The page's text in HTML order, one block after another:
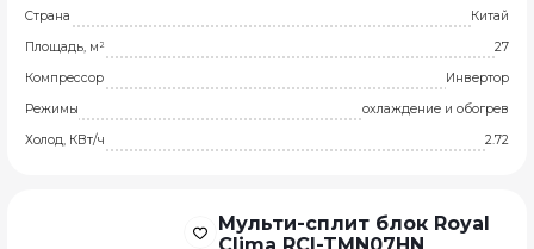
Страна
Китай
Площадь, м²
27
Компрессор
Инвертор
Режимы
охлаждение и обогрев
Холод, КВт/ч
2.72
Мульти-сплит блок Royal